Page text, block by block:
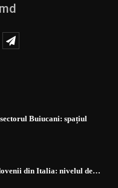
Buiucani: spațiul
din Italia: nivelul de…